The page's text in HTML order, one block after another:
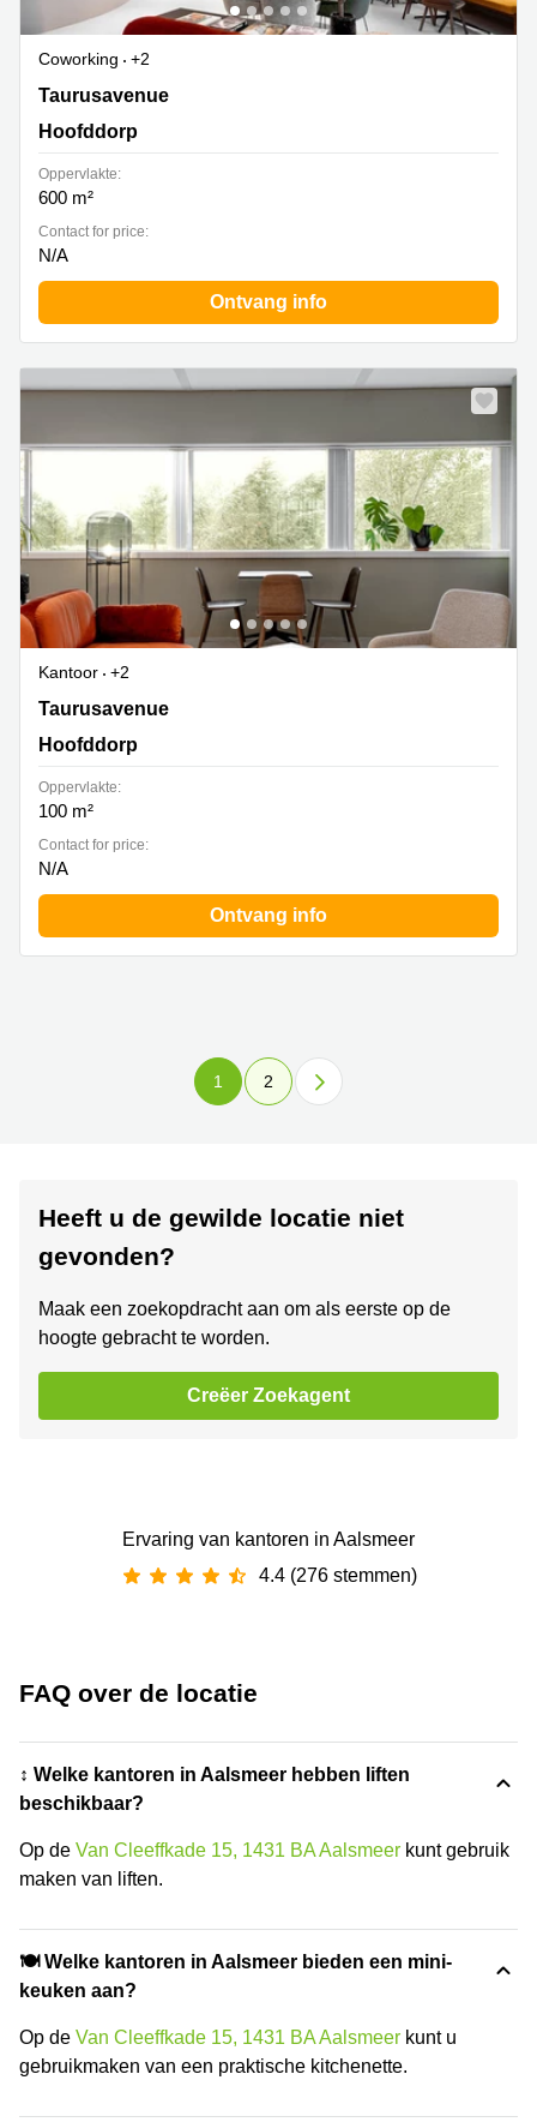
Coworking
+2
Taurusavenue 3, Hoofddorp
Taurusavenue
Hoofddorp
Oppervlakte:
600 m²
Contact for price:
N/A
Ontvang info
Kantoor
+2
Taurusavenue 3, Hoofddorp
Taurusavenue
Hoofddorp
Oppervlakte:
100 m²
Contact for price:
N/A
Ontvang info
1 2
Heeft u de gewilde locatie niet
gevonden?
Maak een zoekopdracht aan om als eerste op de
hoogte gebracht te worden.
Creëer Zoekagent
Ervaring van ‪kantoren‬ in Aalsmeer
4.4 (276 stemmen)
FAQ over de locatie
↕️ Welke kantoren in Aalsmeer hebben liften
beschikbaar?
Op de Van Cleeffkade 15, 1431 BA Aalsmeer kunt gebruik
maken van liften.
🍽️ Welke kantoren in Aalsmeer bieden een mini-
keuken aan?
Op de Van Cleeffkade 15, 1431 BA Aalsmeer kunt u
gebruikmaken van een praktische kitchenette.